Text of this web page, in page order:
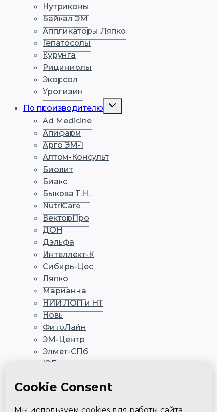
Нутриконы
Байкал ЭМ
Аппликаторы Ляпко
Гепатосолы
Курунга
Рициниолы
Экорсол
Уролизин
По производителю
Переключить
дочернее
меню
Ad Medicine
Апифарм
Арго ЭМ-1
Алтом-Консульт
Биолит
Биакс
Быкова Т.Н.
NutriCare
ВекторПро
ДОН
Дэльфа
Интеллект-К
Сибирь-Цео
Ляпко
Марианна
НИИ ЛОП и НТ
Новь
ФитоЛайн
ЭМ-Центр
Элмет-СПб
ЮГ
Контакты